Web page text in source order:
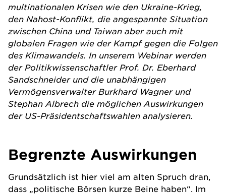
multinationalen Krisen wie den Ukraine-Krieg,
den Nahost-Konflikt, die angespannte Situation
zwischen China und Taiwan aber auch mit
globalen Fragen wie der Kampf gegen die Folgen
des Klimawandels. In unserem Webinar werden
der Politikwissenschaftler Prof. Dr. Eberhard
Sandschneider und die unabhängigen
Vermögensverwalter Burkhard Wagner und
Stephan Albrech die möglichen Auswirkungen
der US-Präsidentschaftswahlen analysieren.
Begrenzte Auswirkungen
Grundsätzlich ist hier viel am alten Spruch dran,
dass „politische Börsen kurze Beine haben“. Im